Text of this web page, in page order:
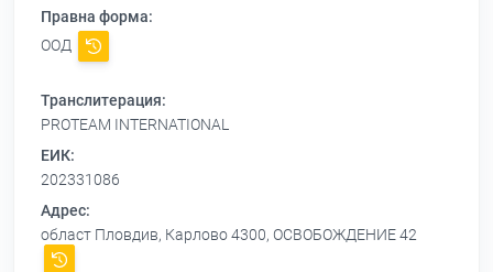
Правна форма:
ООД
Транслитерация:
PROTEAM INTERNATIONAL
ЕИК:
202331086
Адрес:
област Пловдив, Карлово 4300, ОСВОБОЖДЕНИЕ 42